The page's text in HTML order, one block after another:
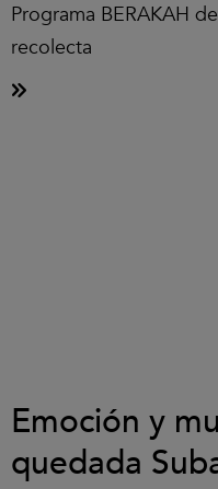
Programa BERAKAH
recolecta
Emoción y
quedada